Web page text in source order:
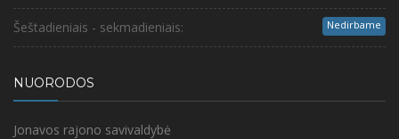
Šeštadieniais - sekmadieniais: Nedirbame
NUORODOS
Jonavos rajono savivaldybė